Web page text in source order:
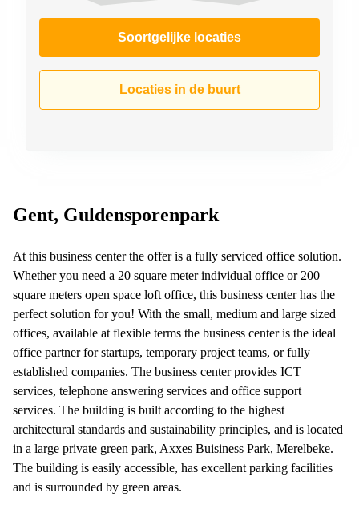
Soortgelijke locaties
Locaties in de buurt
Gent, Guldensporenpark
At this business center the offer is a fully serviced office solution.
Whether you need a 20 square meter individual office or 200
square meters open space loft office, this business center has the
perfect solution for you! With the small, medium and large sized
offices, available at flexible terms the business center is the ideal
office partner for startups, temporary project teams, or fully
established companies. The business center provides ICT
services, telephone answering services and office support
services. The building is built according to the highest
architectural standards and sustainability principles, and is located
in a large private green park, Axxes Buisiness Park, Merelbeke.
The building is easily accessible, has excellent parking facilities
and is surrounded by green areas.